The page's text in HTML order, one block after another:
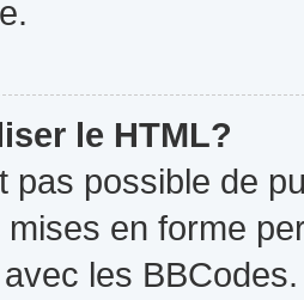
le HTML?
pas possible de
mises en forme
les BBCodes.